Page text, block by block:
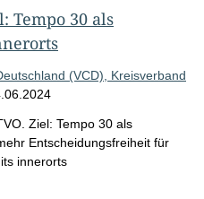
Tempo 30 als
(VCD), Kreisverband
Ziel: Tempo 30 als
Entscheidungsfreiheit für
innerorts